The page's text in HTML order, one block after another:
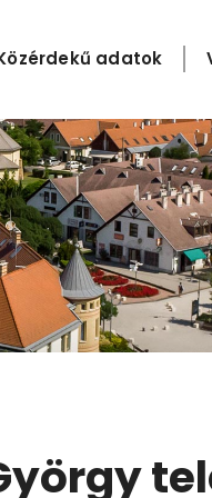
adatok